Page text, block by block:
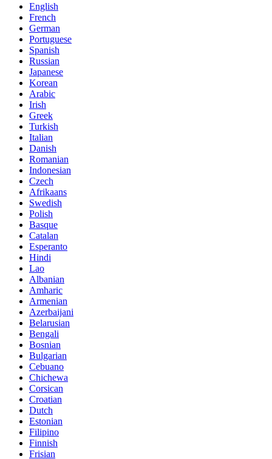
English
French
German
Portuguese
Spanish
Russian
Japanese
Korean
Arabic
Irish
Greek
Turkish
Italian
Danish
Romanian
Indonesian
Czech
Afrikaans
Swedish
Polish
Basque
Catalan
Esperanto
Hindi
Lao
Albanian
Amharic
Armenian
Azerbaijani
Belarusian
Bengali
Bosnian
Bulgarian
Cebuano
Chichewa
Corsican
Croatian
Dutch
Estonian
Filipino
Finnish
Frisian